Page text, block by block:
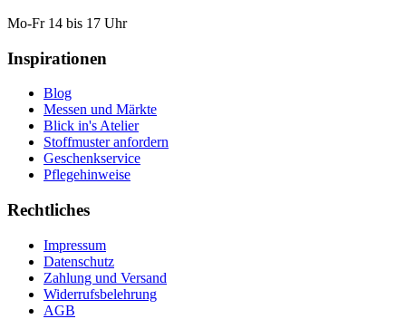
Mo-Fr 14 bis 17 Uhr
Inspirationen
Blog
Messen und Märkte
Blick in's Atelier
Stoffmuster anfordern
Geschenkservice
Pflegehinweise
Rechtliches
Impressum
Datenschutz
Zahlung und Versand
Widerrufsbelehrung
AGB